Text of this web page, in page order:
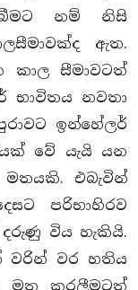
නම් නිසි
ඇත.
සීමාවටත්
භාවිතය නවතා
ඉන්හේලර්
වේ යැයි යන
එබැවින්
පරිභාහිරව
විය හැකියි.
වරින් වර හතිය
මතු කරලීමටත්